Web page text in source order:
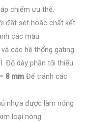
chiếm ưu thế.
đất sét hoặc chất kết
các mẫu.
các hệ thống gating
Độ dày phần tối thiểu
8 mm Để tránh các
nhựa được làm nóng
loại nóng.